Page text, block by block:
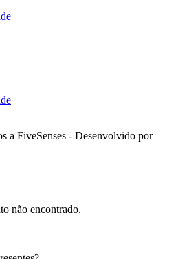
a FiveSenses - Desenvolvido por
não encontrado.